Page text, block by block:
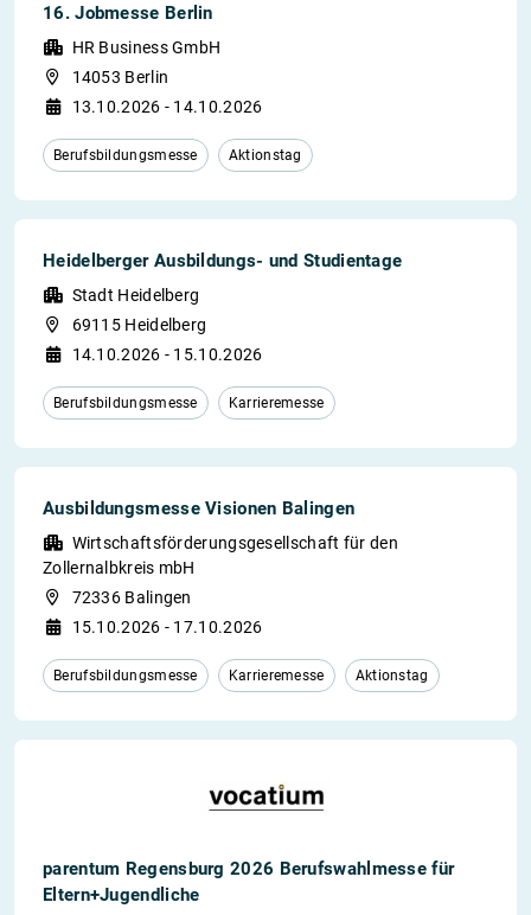
16. Jobmesse Berlin
HR Business GmbH
14053 Berlin
13.10.2026 - 14.10.2026
Berufsbildungsmesse Aktionstag
Heidelberger Ausbildungs- und Studientage
Stadt Heidelberg
69115 Heidelberg
14.10.2026 - 15.10.2026
Berufsbildungsmesse Karrieremesse
Ausbildungsmesse Visionen Balingen
Wirtschaftsförderungsgesellschaft für den
Zollernalbkreis mbH
72336 Balingen
15.10.2026 - 17.10.2026
Berufsbildungsmesse Karrieremesse Aktionstag
parentum Regensburg 2026 Berufswahlmesse für
Eltern+Jugendliche